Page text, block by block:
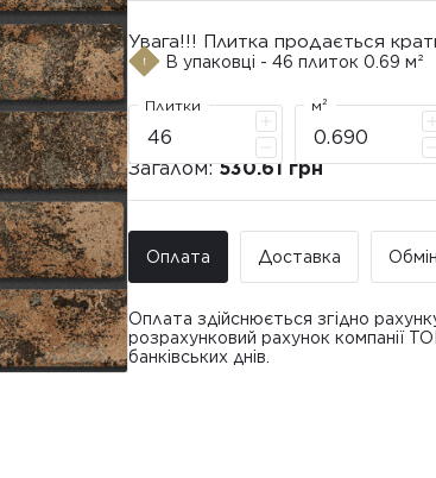
Увага!!! Плитка продається
В упаковці - 46 плиток 0.69 м²
Плитки м²
Загалом:530.61 грн
Оплата Доставка Обмін
Оплата здійснюється згідно
розрахунковий рахунок компанії
банківських днів.